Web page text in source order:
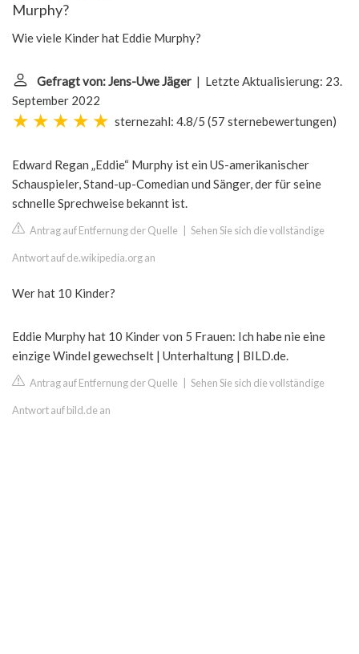
Murphy?
Wie viele Kinder hat Eddie Murphy?
Gefragt von: Jens-Uwe Jäger | Letzte Aktualisierung: 23.
September 2022
sternezahl: 4.8/5 (57 sternebewertungen)
Edward Regan „Eddie“ Murphy ist ein US-amerikanischer
Schauspieler, Stand-up-Comedian und Sänger, der für seine
schnelle Sprechweise bekannt ist.
Antrag auf Entfernung der Quelle Sehen Sie sich die vollständige
Antwort auf de.wikipedia.org an
Wer hat 10 Kinder?
Eddie Murphy hat 10 Kinder von 5 Frauen: Ich habe nie eine
einzige Windel gewechselt | Unterhaltung | BILD.de.
Antrag auf Entfernung der Quelle Sehen Sie sich die vollständige
Antwort auf bild.de an